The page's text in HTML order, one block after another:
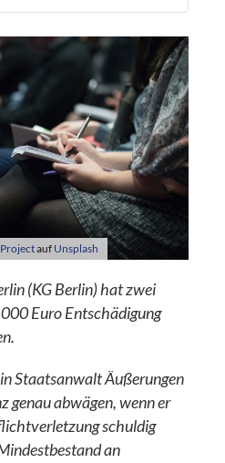
auf Unsplash
(KG Berlin) hat zwei
Euro Entschädigung
Staatsanwalt Äußerungen
genau abwägen, wenn er
schuldig
an